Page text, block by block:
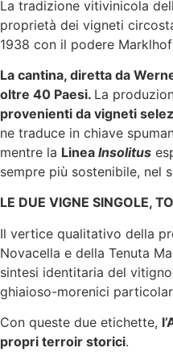
La tradizione vitivinicola
proprietà dei vigneti
1938 con il podere
La cantina, diretta da
oltre 40 Paesi. La
provenienti da vigneti
ne traduce in chiave
mentre la Linea Insolitus
sempre più sostenibile, nel
LE DUE VIGNE SINGOLE,
Il vertice qualitativo della
Novacella e della Tenuta
sintesi identitaria del
ghiaioso-morenici
Con queste due etichette,
propri terroir storici.